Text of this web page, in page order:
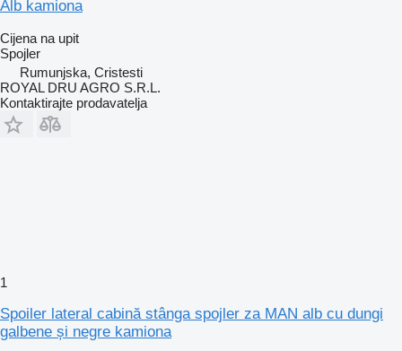
Alb kamiona
Cijena na upit
Spojler
Rumunjska, Cristesti
ROYAL DRU AGRO S.R.L.
Kontaktirajte prodavatelja
1
Spoiler lateral cabină stânga spojler za MAN alb cu dungi
galbene și negre kamiona